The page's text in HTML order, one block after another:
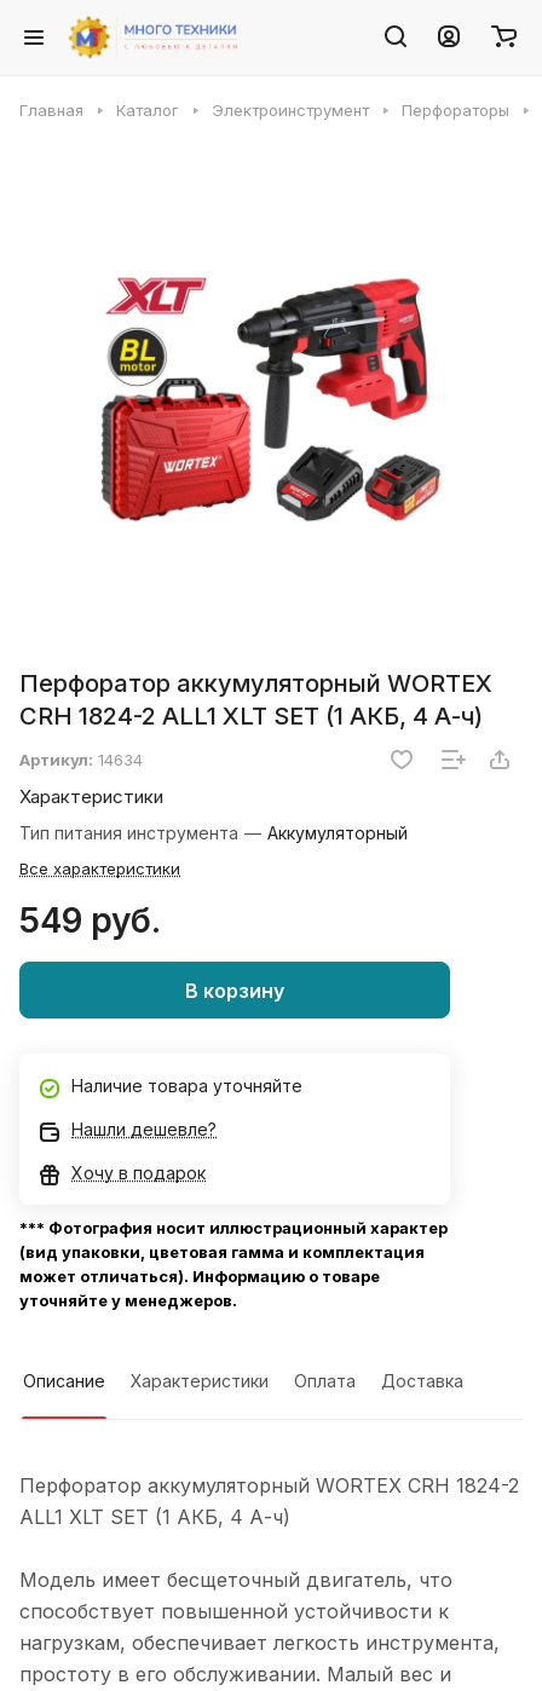
Главная Каталог Электроинструмент Перфораторы
Перфоратор аккумуляторный WORTEX
CRH 1824-2 ALL1 XLT SET (1 АКБ, 4 А-ч)
Артикул: 14634
Характеристики
Тип питания инструмента — Аккумуляторный
Все характеристики
549 руб.
В корзину
Наличие товара уточняйте
Нашли дешевле?
Хочу в подарок
*** Фотография носит иллюстрационный характер
(вид упаковки, цветовая гамма и комплектация
может отличаться). Информацию о товаре
уточняйте у менеджеров.
Описание Характеристики Оплата Доставка
Перфоратор аккумуляторный WORTEX CRH 1824-2
ALL1 XLT SET (1 АКБ, 4 А-ч)
Модель имеет бесщеточный двигатель, что
способствует повышенной устойчивости к
нагрузкам, обеспечивает легкость инструмента,
простоту в его обслуживании. Малый вес и